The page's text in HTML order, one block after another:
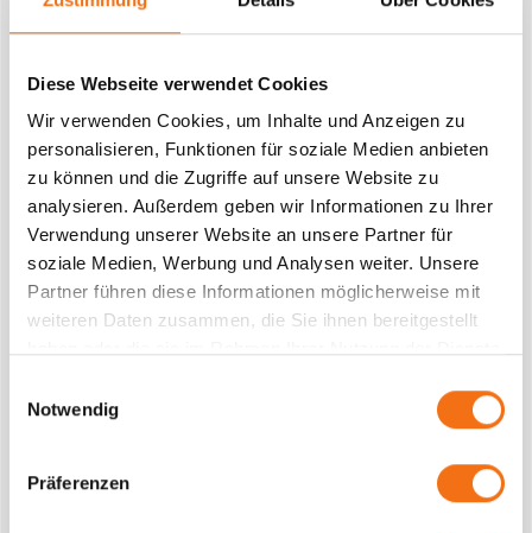
Diese Webseite verwendet Cookies
Wir verwenden Cookies, um Inhalte und Anzeigen zu
personalisieren, Funktionen für soziale Medien anbieten
zu können und die Zugriffe auf unsere Website zu
analysieren. Außerdem geben wir Informationen zu Ihrer
Verwendung unserer Website an unsere Partner für
soziale Medien, Werbung und Analysen weiter. Unsere
Partner führen diese Informationen möglicherweise mit
weiteren Daten zusammen, die Sie ihnen bereitgestellt
Notwendig
Präferenzen
Bild, Sound, Licht –
Warm-up.
Und wer sagt, dass Guerilla-Aktionen nicht singen
dürfen?
Die Technik dahinter –
einfach erklärt
Unsere amber LED TRUCKS und amber LED BIKES
sind mit hochwertiger Soundtechnik ausgestattet, die
programmierte Audiospuren abspielen kann.
Zudem lässt sich Audio auch per QR-Code triggern –
etwa auf ambient Medien wie: